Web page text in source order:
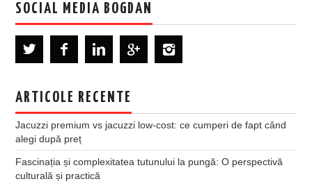
SOCIAL MEDIA BOGDAN
ARTICOLE RECENTE
Jacuzzi premium vs jacuzzi low-cost: ce cumperi de fapt când
alegi după preț
Fascinația și complexitatea tutunului la pungă: O perspectivă
culturală și practică